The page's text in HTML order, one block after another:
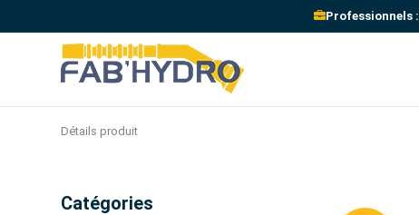
Professionnels :
Détails produit
Catégories